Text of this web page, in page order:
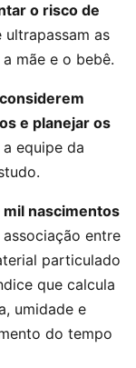
o risco de
ultrapassam as
mãe e o bebê.
e planejar os
equipe da
nascimentos
entre
particulado
que calcula
umidade e
do tempo